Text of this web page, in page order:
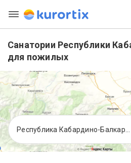
Санатории Республики
для пожилых